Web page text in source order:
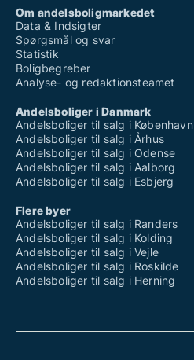
Om andelsboligmarkedet
Data & Indsigter
Spørgsmål og svar
Statistik
Boligbegreber
Analyse- og redaktionsteamet
Andelsboliger i Danmark
Andelsboliger til salg i København
Andelsboliger til salg i Århus
Andelsboliger til salg i Odense
Andelsboliger til salg i Aalborg
Andelsboliger til salg i Esbjerg
Flere byer
Andelsboliger til salg i Randers
Andelsboliger til salg i Kolding
Andelsboliger til salg i Vejle
Andelsboliger til salg i Roskilde
Andelsboliger til salg i Herning